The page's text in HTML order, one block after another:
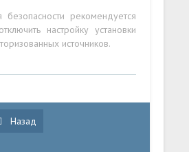
безопасности рекомендуется
настройку установки
источников.
Назад